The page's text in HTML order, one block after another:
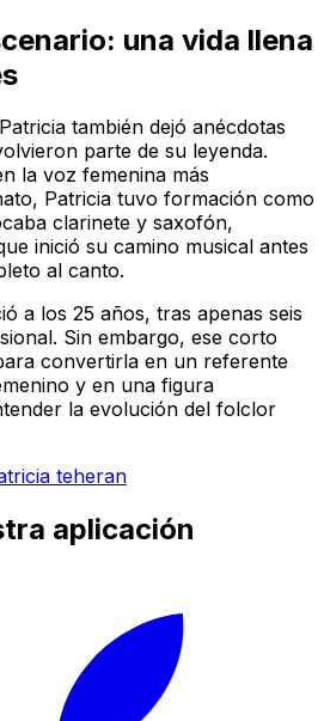
una vida llena
también dejó anécdotas
parte de su leyenda.
la voz femenina más
Patricia tuvo formación como
clarinete y saxofón,
inició su camino musical antes
al canto.
a los 25 años, tras apenas seis
Sin embargo, ese corto
convertirla en un referente
y en una figura
la evolución del folclor
teheran
aplicación